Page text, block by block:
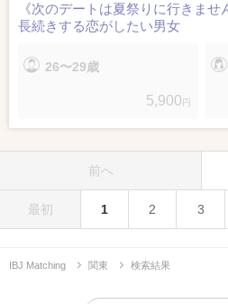
《次のデートは夏祭りに行きませ
長続きする恋がしたい男女
26〜29歳
5,900 円
前へ
最初 1 2 3
IBJ Matching 関東 検索結果